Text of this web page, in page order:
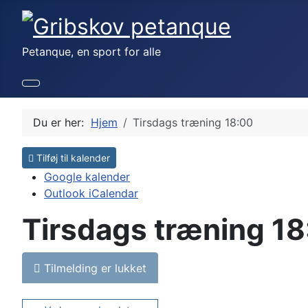
Petanque, en sport for alle
Du er her: Hjem Tirsdags træning 18:00
Tilføj til kalender
Google kalender
Outlook iCalendar
Tirsdags træning
Tilmelding er lukket